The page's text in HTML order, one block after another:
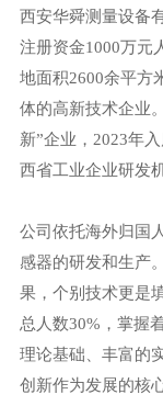
西安华舜测量设备
注册资金1000万元
地面积2600余平方
体的高新技术企业
新”企业，2023年
西省工业企业研发
公司依托海外归国
感器的研发和生产
果，个别技术更是
总人数30%，掌握
理论基础、丰富的
创新作为发展的核